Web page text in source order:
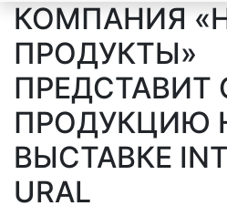
КОМПАНИЯ
ПРОДУКТЫ»
ПРОДУКЦИЮ
ВЫСТАВКЕ
URAL